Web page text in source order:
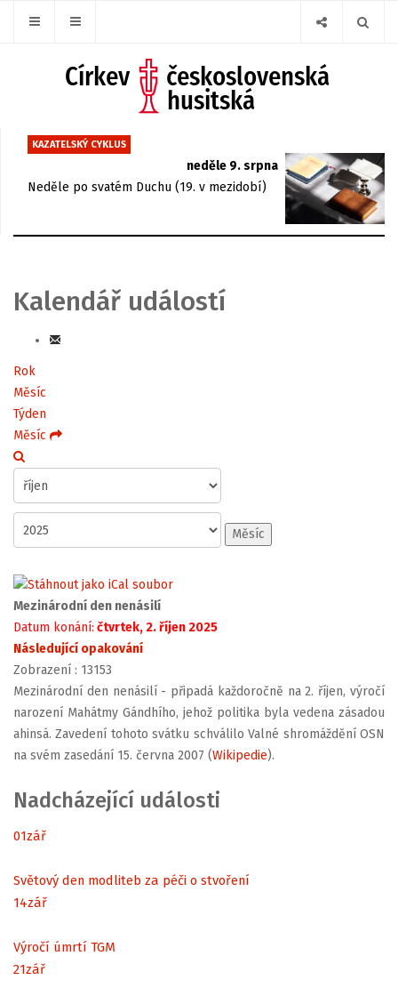
KAZATELSKÝ CYKLUS
neděle 9. srpna
Neděle po svatém Duchu (19. v mezidobí)
Kalendář událostí
Rok
Měsíc
Týden
Měsíc
Měsíc
Mezinárodní den nenásilí
Datum konání: čtvrtek, 2. říjen 2025
Následující opakování
Zobrazení : 13153
Mezinárodní den nenásilí - připadá každoročně na 2. říjen, výročí
narození Mahátmy Gándhího, jehož politika byla vedena zásadou
ahinsá. Zavedení tohoto svátku schválilo Valné shromáždění OSN
na svém zasedání 15. června 2007 (Wikipedie).
Nadcházející události
01zář
Světový den modliteb za péči o stvoření
14zář
Výročí úmrtí TGM
21zář